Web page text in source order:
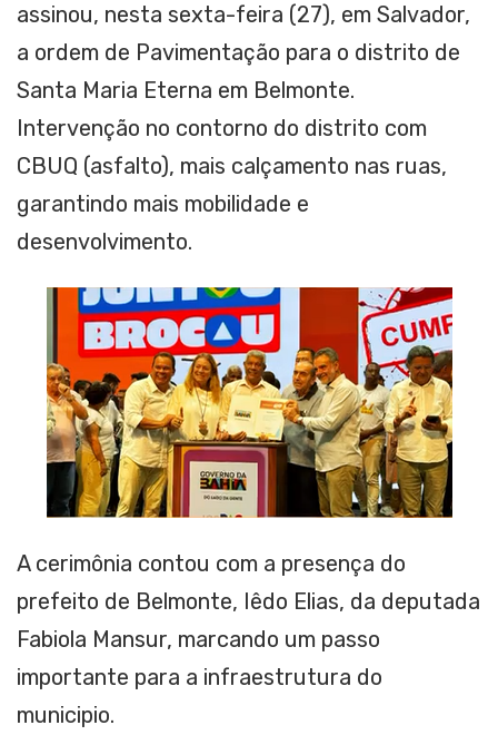
assinou, nesta sexta-feira (27), em Salvador,
a ordem de Pavimentação para o distrito de
Santa Maria Eterna em Belmonte.
Intervenção no contorno do distrito com
CBUQ (asfalto), mais calçamento nas ruas,
garantindo mais mobilidade e
desenvolvimento.
A cerimônia contou com a presença do
prefeito de Belmonte, Iêdo Elias, da deputada
Fabiola Mansur, marcando um passo
importante para a infraestrutura do
municipio.